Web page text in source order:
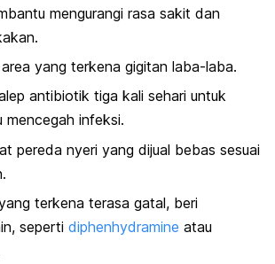
mengurangi rasa sakit dan
yang terkena gigitan laba-laba.
antibiotik tiga kali sehari untuk
mencegah infeksi.
pereda nyeri yang dijual bebas sesuai
terkena terasa gatal, beri
seperti diphenhydramine atau